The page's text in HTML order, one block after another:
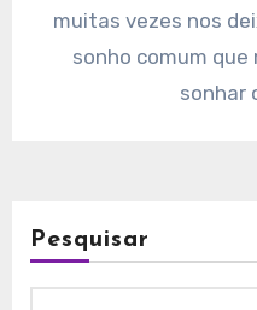
muitas vezes nos
sonho comum
sonhar
Pesquisar